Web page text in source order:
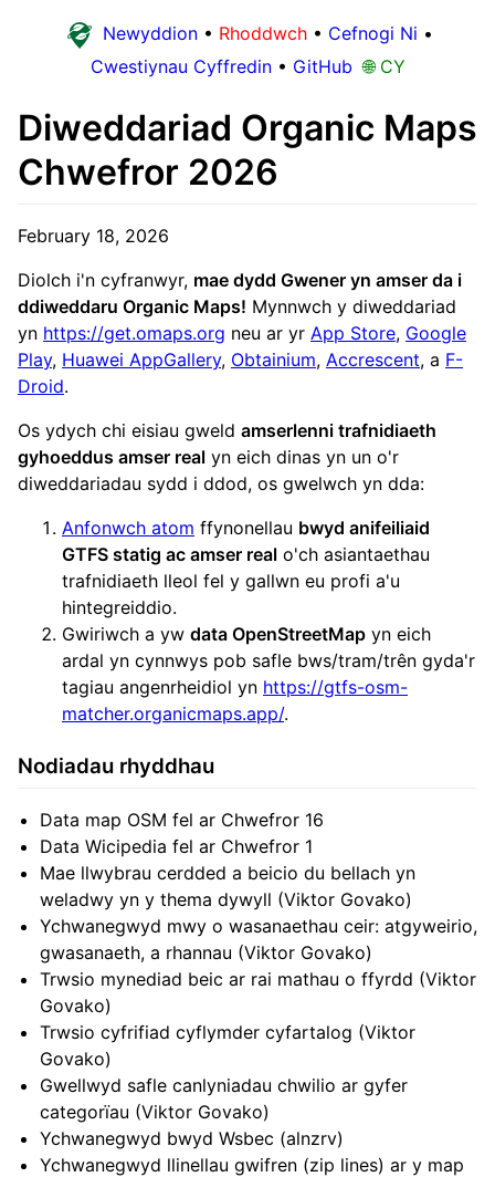
Newyddion • Rhoddwch • Cefnogi Ni •
Cwestiynau Cyffredin • GitHub 🌐 CY
Diweddariad Organic Maps
Chwefror 2026
February 18, 2026
Diolch i'n cyfranwyr, mae dydd Gwener yn amser da i
ddiweddaru Organic Maps! Mynnwch y diweddariad
yn https://get.omaps.org neu ar yr App Store, Google
Play, Huawei AppGallery, Obtainium, Accrescent, a F-
Droid.
Os ydych chi eisiau gweld amserlenni trafnidiaeth
gyhoeddus amser real yn eich dinas yn un o'r
diweddariadau sydd i ddod, os gwelwch yn dda:
Anfonwch atom ffynonellau bwyd anifeiliaid
GTFS statig ac amser real o'ch asiantaethau
trafnidiaeth lleol fel y gallwn eu profi a'u
hintegreiddio.
Gwiriwch a yw data OpenStreetMap yn eich
ardal yn cynnwys pob safle bws/tram/trên gyda'r
tagiau angenrheidiol yn https://gtfs-osm-
matcher.organicmaps.app/.
Nodiadau rhyddhau
Data map OSM fel ar Chwefror 16
Data Wicipedia fel ar Chwefror 1
Mae llwybrau cerdded a beicio du bellach yn
weladwy yn y thema dywyll (Viktor Govako)
Ychwanegwyd mwy o wasanaethau ceir: atgyweirio,
gwasanaeth, a rhannau (Viktor Govako)
Trwsio mynediad beic ar rai mathau o ffyrdd (Viktor
Govako)
Trwsio cyfrifiad cyflymder cyfartalog (Viktor
Govako)
Gwellwyd safle canlyniadau chwilio ar gyfer
categorïau (Viktor Govako)
Ychwanegwyd bwyd Wsbec (alnzrv)
Ychwanegwyd llinellau gwifren (zip lines) ar y map